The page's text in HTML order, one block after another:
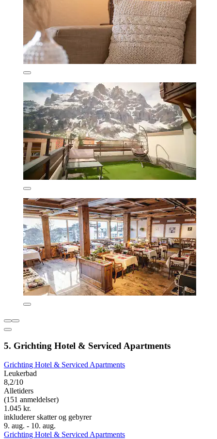
5. Grichting Hotel & Serviced Apartments
Grichting Hotel & Serviced Apartments
Leukerbad
8,2/10
Alletiders
(151 anmeldelser)
1.045 kr.
inkluderer skatter og gebyrer
9. aug. - 10. aug.
Grichting Hotel & Serviced Apartments